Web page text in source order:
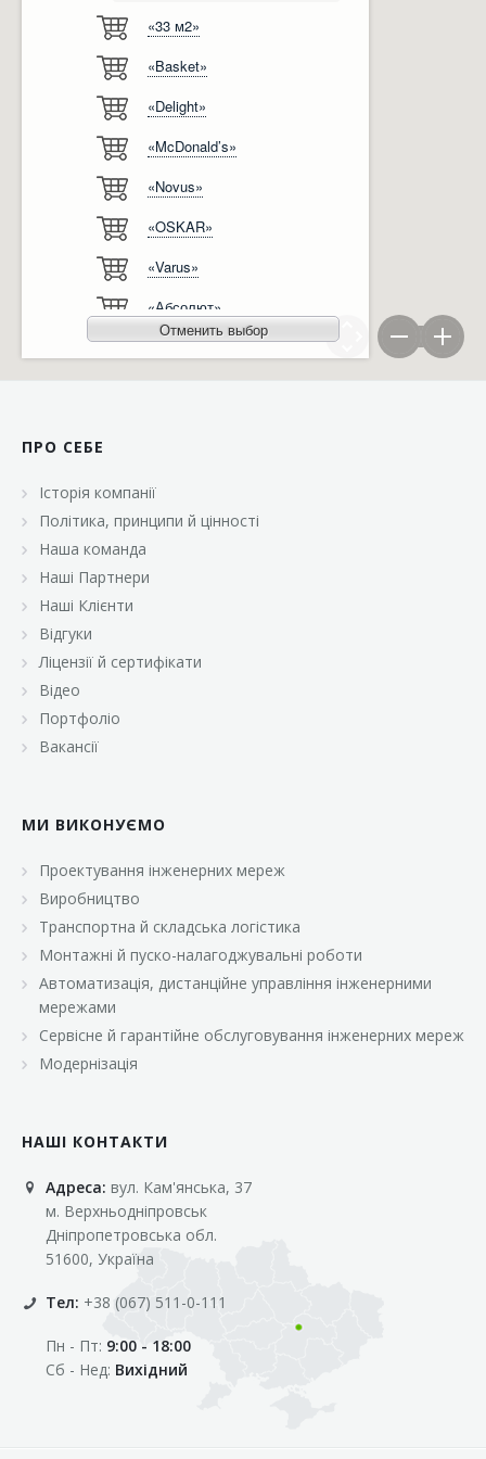
Ліцензії, сертифікати, дипломи
Автоматизація
Модернізація
«33 м2»
«Basket»
«Delight»
«McDonald’s»
«Novus»
«OSKAR»
«Varus»
«Абсолют»
«Агро-Овен»
«Велмарт»
«ВК Експресс»
«Класс»
«Континент»
«Малинка»
«Марс»
«Оптовичок»
«Свіжачок»
«Сільпо»
«Фора»
«Фреш»
«Фуршет»
«Цент»
Отменить выбор
ПРО СЕБЕ
Історія компанії
Політика, принципи й цінності
Наша команда
Наші Партнери
Наші Клієнти
Відгуки
Ліцензії й сертифікати
Відео
Портфоліо
Вакансії
МИ ВИКОНУЄМО
Проектування інженерних мереж
Виробництво
Транспортна й складська логістика
Монтажні й пуско-налагоджувальні роботи
Автоматизація, дистанційне управління інженерними
мережами
Сервісне й гарантійне обслуговування інженерних мереж
Модернізація
НАШІ КОНТАКТИ
Адреса: вул. Кам'янська, 37
м. Верхньодніпровськ
Дніпропетровська обл.
51600, Україна
Тел: +38 (067) 511-0-111
Пн - Пт: 9:00 - 18:00
Сб - Нед: Вихідний